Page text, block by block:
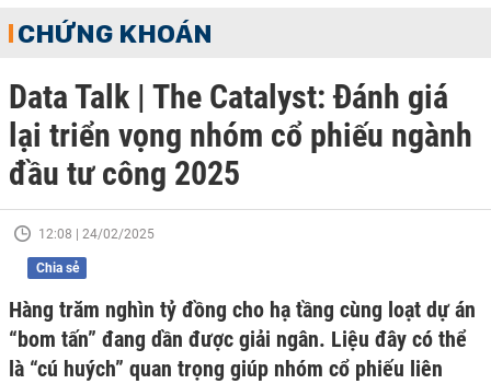
CHỨNG KHOÁN
Data Talk | The Catalyst: Đánh giá
lại triển vọng nhóm cổ phiếu ngành
đầu tư công 2025
12:08 | 24/02/2025
Chia sẻ
Hàng trăm nghìn tỷ đồng cho hạ tầng cùng loạt dự án
“bom tấn” đang dần được giải ngân. Liệu đây có thể
là “cú huých” quan trọng giúp nhóm cổ phiếu liên